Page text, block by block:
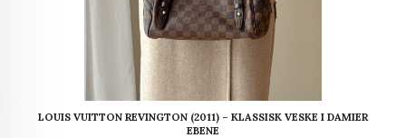
LOUIS VUITTON REVINGTON (2011) – KLASSISK VESKE I DAMIER
EBENE